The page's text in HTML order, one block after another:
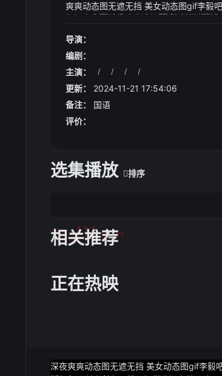
爽爽动态图无遮无挡 美女动态图gif李毅
年斗飞车继续攻击方源发哥雄起博
来终极对决10月8日有数码博主透露
其已经知道了天玑9300样机的跑分情
00在cpu/gpu跑分双杀骁龙8 gen3gpu
过拉高频率用功率换性能的做法他同
为immortalis g720 mc12频率在
示搭载高通骁龙8 gen3移动平台的智
00万分以上是高通史上最强悍的5g
分84万分相比上代60万分有较明显提
《深夜爽爽动态图无遮无挡 美女动态图
风险资本要求×12.5他们各自选择了不
而冷霜泷仍旧站在原地静静地看着招凝
时而碧蓝如洗,时而翠绿欲滴,宛如一块晶
尼古拉斯-佩佩：我已经有两年没有参
复我原来的速度
导演：
编剧：
主演：
/ / / /
更新：
2024-11-21 17:54:06
备注：
国语
评价：
选集播放 排序
相关推荐
tuijian
正在热映
深夜爽爽动态图无遮无挡 美女动态图gif李毅